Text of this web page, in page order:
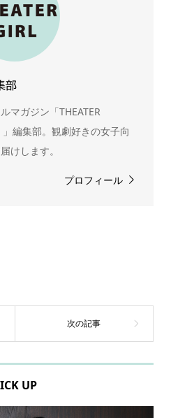
部
マガジン「THEATER
編集部。観劇好きの女子向
けします。
プロフィール
UP